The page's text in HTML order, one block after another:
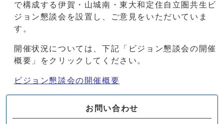
で構成する伊賀・山城南・東大和定住自立圏共生ビ
ジョン懇談会を設置し、ご意見をいただいていま
す。
開催状況については、下記「ビジョン懇談会の開催
概要」をクリックしてください。
ビジョン懇談会の開催概要
お問い合わせ